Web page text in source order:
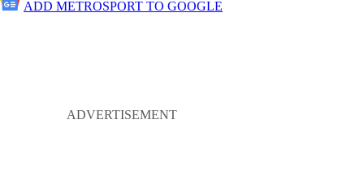
ADD METROSPORT TO GOOGLE